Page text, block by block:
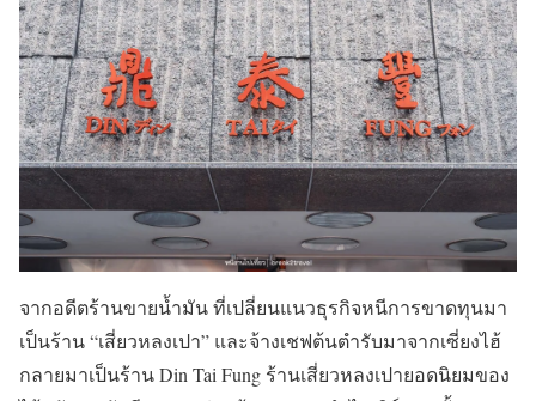
จากอดีตร้านขายน้ำมัน ที่เปลี่ยนแนวธุรกิจหนีการขาดทุนมา
เป็นร้าน “เสี่ยวหลงเปา” และจ้างเชฟต้นตำรับมาจากเซี่ยงไฮ้
กลายมาเป็นร้าน Din Tai Fung ร้านเสี่ยวหลงเปายอดนิยมของ